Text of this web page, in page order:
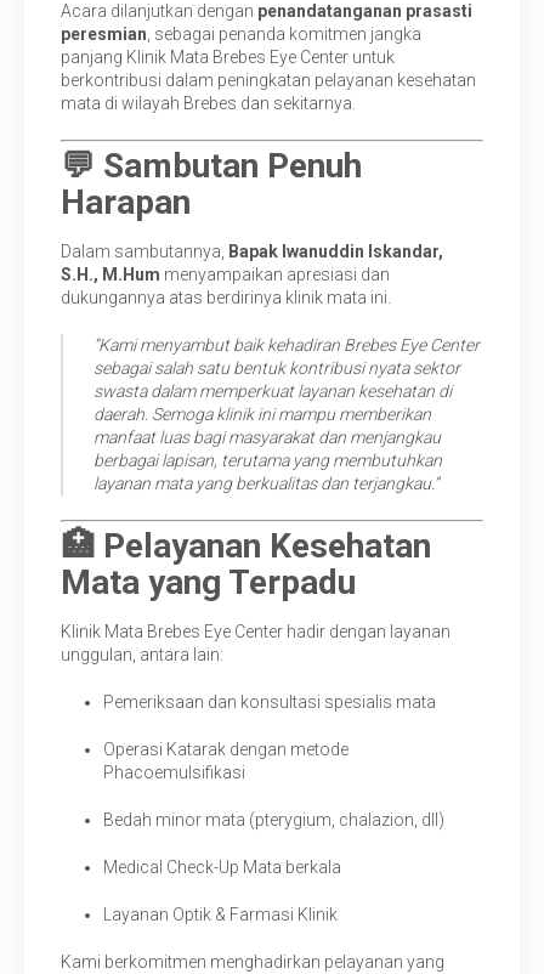
Acara dilanjutkan dengan penandatanganan prasasti
peresmian, sebagai penanda komitmen jangka
panjang Klinik Mata Brebes Eye Center untuk
berkontribusi dalam peningkatan pelayanan kesehatan
mata di wilayah Brebes dan sekitarnya.
💬 Sambutan Penuh
Harapan
Dalam sambutannya, Bapak Iwanuddin Iskandar,
S.H., M.Hum menyampaikan apresiasi dan
dukungannya atas berdirinya klinik mata ini.
“Kami menyambut baik kehadiran Brebes Eye Center
sebagai salah satu bentuk kontribusi nyata sektor
swasta dalam memperkuat layanan kesehatan di
daerah. Semoga klinik ini mampu memberikan
manfaat luas bagi masyarakat dan menjangkau
berbagai lapisan, terutama yang membutuhkan
layanan mata yang berkualitas dan terjangkau.”
🏥 Pelayanan Kesehatan
Mata yang Terpadu
Klinik Mata Brebes Eye Center hadir dengan layanan
unggulan, antara lain:
Pemeriksaan dan konsultasi spesialis mata
Operasi Katarak dengan metode
Phacoemulsifikasi
Bedah minor mata (pterygium, chalazion, dll)
Medical Check-Up Mata berkala
Layanan Optik & Farmasi Klinik
Kami berkomitmen menghadirkan pelayanan yang